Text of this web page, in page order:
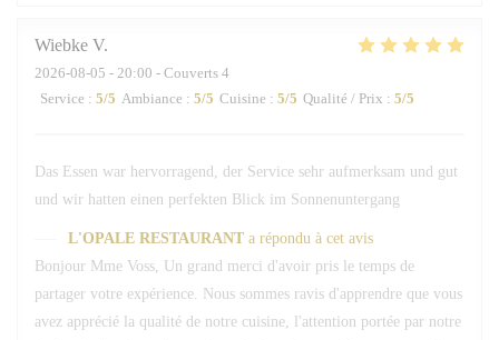
Wiebke V
2026-08-05 - 20:00 - Couverts 4
Service : 5/5 Ambiance : 5/5 Cuisine : 5/5 Qualité / Prix : 5/5
Das Essen war hervorragend, der Service sehr aufmerksam und gut
und wir hatten einen perfekten Blick im Sonnenuntergang
L'OPALE RESTAURANT a répondu à cet avis
Bonjour Mme Voss, Un grand merci d'avoir pris le temps de
partager votre expérience. Nous sommes ravis d'apprendre que vous
avez apprécié la qualité de notre cuisine, l'attention portée par notre